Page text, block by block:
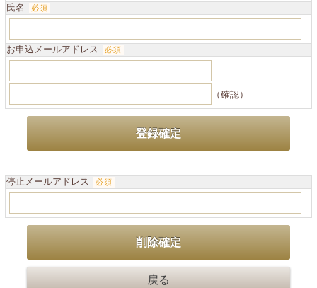
氏名 必須
お申込メールアドレス 必須
（確認）
停止メールアドレス 必須